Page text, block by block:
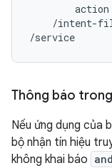
action
/intent-
/service
Thông báo
Nếu ứng dụng của
bộ nhận tín hiệu
không khai báo